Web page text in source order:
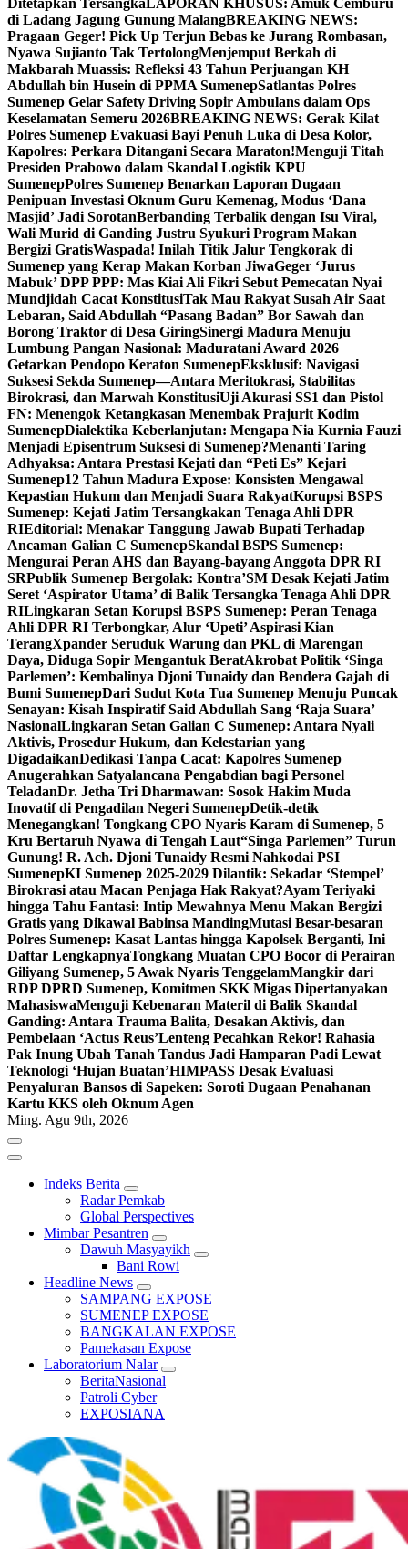
Ditetapkan TersangkaLAPORAN KHUSUS: Amuk Cemburu
di Ladang Jagung Gunung MalangBREAKING NEWS:
Pragaan Geger! Pick Up Terjun Bebas ke Jurang Rombasan,
Nyawa Sujianto Tak TertolongMenjemput Berkah di
Makbarah Muassis: Refleksi 43 Tahun Perjuangan KH
Abdullah bin Husein di PPMA SumenepSatlantas Polres
Sumenep Gelar Safety Driving Sopir Ambulans dalam Ops
Keselamatan Semeru 2026BREAKING NEWS: Gerak Kilat
Polres Sumenep Evakuasi Bayi Penuh Luka di Desa Kolor,
Kapolres: Perkara Ditangani Secara Maraton!Menguji Titah
Presiden Prabowo dalam Skandal Logistik KPU
SumenepPolres Sumenep Benarkan Laporan Dugaan
Penipuan Investasi Oknum Guru Kemenag, Modus ‘Dana
Masjid’ Jadi SorotanBerbanding Terbalik dengan Isu Viral,
Wali Murid di Ganding Justru Syukuri Program Makan
Bergizi GratisWaspada! Inilah Titik Jalur Tengkorak di
Sumenep yang Kerap Makan Korban JiwaGeger ‘Jurus
Mabuk’ DPP PPP: Mas Kiai Ali Fikri Sebut Pemecatan Nyai
Mundjidah Cacat KonstitusiTak Mau Rakyat Susah Air Saat
Lebaran, Said Abdullah “Pasang Badan” Bor Sawah dan
Borong Traktor di Desa GiringSinergi Madura Menuju
Lumbung Pangan Nasional: Maduratani Award 2026
Getarkan Pendopo Keraton SumenepEksklusif: Navigasi
Suksesi Sekda Sumenep—Antara Meritokrasi, Stabilitas
Birokrasi, dan Marwah KonstitusiUji Akurasi SS1 dan Pistol
FN: Menengok Ketangkasan Menembak Prajurit Kodim
SumenepDialektika Keberlanjutan: Mengapa Nia Kurnia Fauzi
Menjadi Episentrum Suksesi di Sumenep?Menanti Taring
Adhyaksa: Antara Prestasi Kejati dan “Peti Es” Kejari
Sumenep12 Tahun Madura Expose: Konsisten Mengawal
Kepastian Hukum dan Menjadi Suara RakyatKorupsi BSPS
Sumenep: Kejati Jatim Tersangkakan Tenaga Ahli DPR
RIEditorial: Menakar Tanggung Jawab Bupati Terhadap
Ancaman Galian C SumenepSkandal BSPS Sumenep:
Mengurai Peran AHS dan Bayang-bayang Anggota DPR RI
SRPublik Sumenep Bergolak: Kontra’SM Desak Kejati Jatim
Seret ‘Aspirator Utama’ di Balik Tersangka Tenaga Ahli DPR
RILingkaran Setan Korupsi BSPS Sumenep: Peran Tenaga
Ahli DPR RI Terbongkar, Alur ‘Upeti’ Aspirasi Kian
TerangXpander Seruduk Warung dan PKL di Marengan
Daya, Diduga Sopir Mengantuk BeratAkrobat Politik ‘Singa
Parlemen’: Kembalinya Djoni Tunaidy dan Bendera Gajah di
Bumi SumenepDari Sudut Kota Tua Sumenep Menuju Puncak
Senayan: Kisah Inspiratif Said Abdullah Sang ‘Raja Suara’
NasionalLingkaran Setan Galian C Sumenep: Antara Nyali
Aktivis, Prosedur Hukum, dan Kelestarian yang
DigadaikanDedikasi Tanpa Cacat: Kapolres Sumenep
Anugerahkan Satyalancana Pengabdian bagi Personel
TeladanDr. Jetha Tri Dharmawan: Sosok Hakim Muda
Inovatif di Pengadilan Negeri SumenepDetik-detik
Menegangkan! Tongkang CPO Nyaris Karam di Sumenep, 5
Kru Bertaruh Nyawa di Tengah Laut“Singa Parlemen” Turun
Gunung! R. Ach. Djoni Tunaidy Resmi Nahkodai PSI
SumenepKI Sumenep 2025-2029 Dilantik: Sekadar ‘Stempel’
Birokrasi atau Macan Penjaga Hak Rakyat?Ayam Teriyaki
hingga Tahu Fantasi: Intip Mewahnya Menu Makan Bergizi
Gratis yang Dikawal Babinsa MandingMutasi Besar-besaran
Polres Sumenep: Kasat Lantas hingga Kapolsek Berganti, Ini
Daftar LengkapnyaTongkang Muatan CPO Bocor di Perairan
Giliyang Sumenep, 5 Awak Nyaris TenggelamMangkir dari
RDP DPRD Sumenep, Komitmen SKK Migas Dipertanyakan
MahasiswaMenguji Kebenaran Materil di Balik Skandal
Ganding: Antara Trauma Balita, Desakan Aktivis, dan
Pembelaan ‘Actus Reus’Lenteng Pecahkan Rekor! Rahasia
Pak Inung Ubah Tanah Tandus Jadi Hamparan Padi Lewat
Teknologi ‘Hujan Buatan’HIMPASS Desak Evaluasi
Penyaluran Bansos di Sapeken: Soroti Dugaan Penahanan
Kartu KKS oleh Oknum Agen
Ming. Agu 9th, 2026
Indeks Berita
Radar Pemkab
Global Perspectives
Mimbar Pesantren
Dawuh Masyayikh
Bani Rowi
Headline News
SAMPANG EXPOSE
SUMENEP EXPOSE
BANGKALAN EXPOSE
Pamekasan Expose
Laboratorium Nalar
BeritaNasional
Patroli Cyber
EXPOSIANA